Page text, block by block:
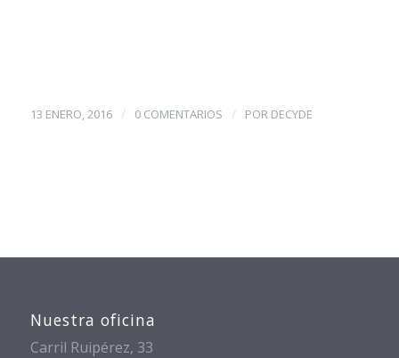
13 ENERO, 2016 / 0 COMENTARIOS / POR DECYDE
Nuestra oficina
Carril Ruipérez, 33